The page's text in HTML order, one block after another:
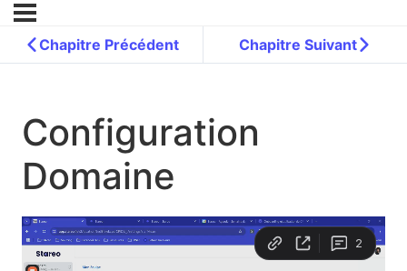
Chapitre Précédent Chapitre Suivant
Configuration
Domaine